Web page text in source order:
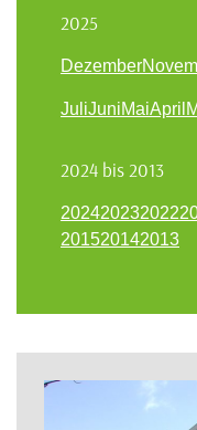
2025
Dezember
JuliJuniMaiApril
2024 bis 2013
202420232022
201520142013